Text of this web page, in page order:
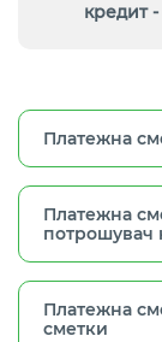
кредит
Платежна
Платежна
потрошувач
Платежна
сметки